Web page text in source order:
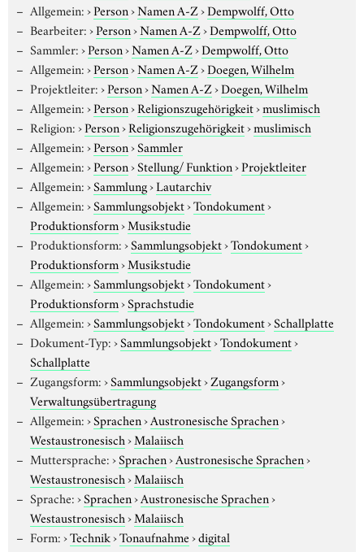
Allgemein:›Person›Namen A-Z›Dempwolff, Otto
Bearbeiter:›Person›Namen A-Z›Dempwolff, Otto
Sammler:›Person›Namen A-Z›Dempwolff, Otto
Allgemein:›Person›Namen A-Z›Doegen, Wilhelm
Projektleiter:›Person›Namen A-Z›Doegen, Wilhelm
Allgemein:›Person›Religionszugehörigkeit›muslimisch
Religion:›Person›Religionszugehörigkeit›muslimisch
Allgemein:›Person›Sammler
Allgemein:›Person›Stellung/ Funktion›Projektleiter
Allgemein:›Sammlung›Lautarchiv
Allgemein:›Sammlungsobjekt›Tondokument›
Produktionsform›Musikstudie
Produktionsform:›Sammlungsobjekt›Tondokument›
Produktionsform›Musikstudie
Allgemein:›Sammlungsobjekt›Tondokument›
Produktionsform›Sprachstudie
Allgemein:›Sammlungsobjekt›Tondokument›Schallplatte
Dokument-Typ:›Sammlungsobjekt›Tondokument›
Schallplatte
Zugangsform:›Sammlungsobjekt›Zugangsform›
Verwaltungsübertragung
Allgemein:›Sprachen›Austronesische Sprachen›
Westaustronesisch›Malaiisch
Muttersprache:›Sprachen›Austronesische Sprachen›
Westaustronesisch›Malaiisch
Sprache:›Sprachen›Austronesische Sprachen›
Westaustronesisch›Malaiisch
Form:›Technik›Tonaufnahme›digital